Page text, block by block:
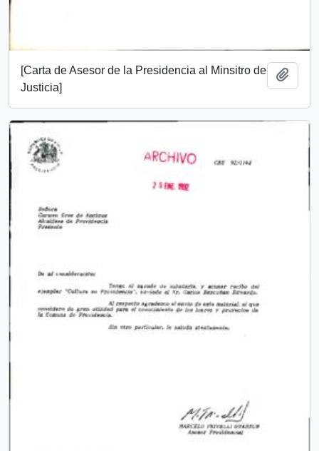
[Carta de Asesor de la Presidencia al Minsitro de
Justicia]